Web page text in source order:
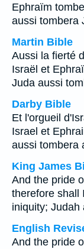
Ephraïm
aussi tombera
Martin Bible
Aussi la fierté
Israël et
Juda aussi
Darby Bible
Et l'orgueil
Israel et
aussi tombera
King James
And the pride
therefore shall
iniquity; Judah
English
And the pride